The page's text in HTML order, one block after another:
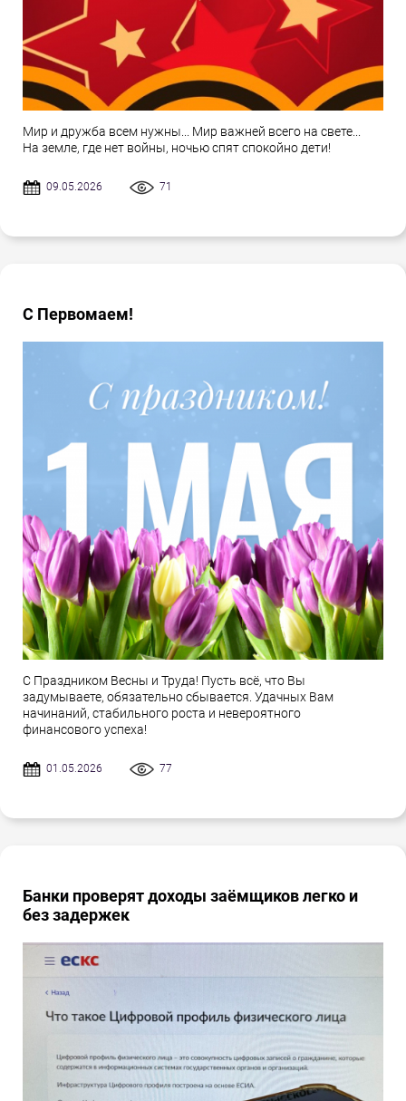
Мир и дружба всем нужны... Мир важней всего на свете...
На земле, где нет войны, ночью спят спокойно дети!
09.05.2026 71
С Первомаем!
С Праздником Весны и Труда! Пусть всё, что Вы
задумываете, обязательно сбывается. Удачных Вам
начинаний, стабильного роста и невероятного
финансового успеха!
01.05.2026 77
Банки проверят доходы заёмщиков легко и
без задержек